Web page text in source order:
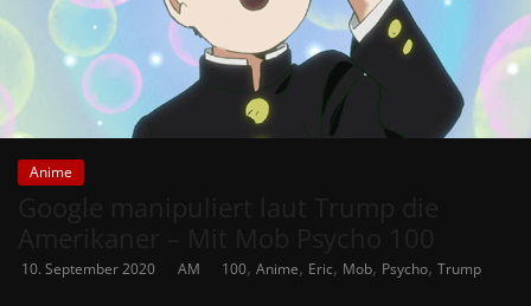
Anime
10. September 2020 AM 100, Anime, Eric, Mob, Psycho, Trump